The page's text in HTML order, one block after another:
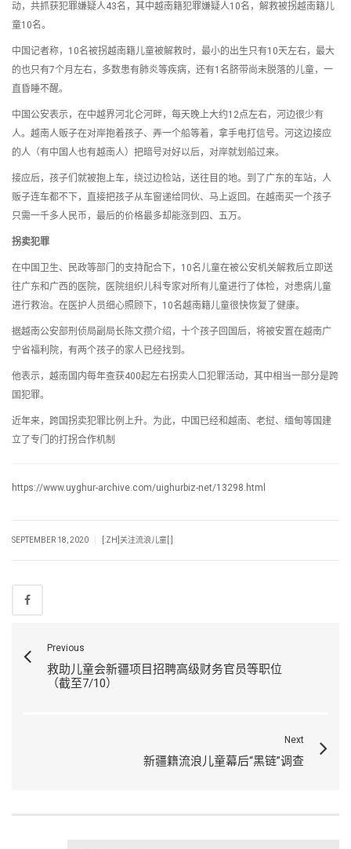
动，共抓获犯罪嫌疑人43名，其中越南籍犯罪嫌疑人10名，解救被拐越南籍儿
童10名。
中国记者称，10名被拐越南籍儿童被解救时，最小的出生只有10天左右，最大
的也只有7个月左右，多数患有肺炎等疾病，还有1名脐带尚未脱落的儿童，一
直昏睡不醒。
中国公安表示，在中越界河北仑河畔，每天晚上大约12点左右，河边很少有
人。越南人贩子在对岸抱着孩子、弄一个船等着，拿手电打信号。河这边接应
的人（有中国人也有越南人）把暗号对好以后，对岸就划船过来。
接应后，孩子们就被抱上车，绕过边检站，送往目的地。到了广东的车站，人
贩子连车都不下，直接把孩子从车窗递给同伙、马上返回。在越南买一个孩子
只需一千多人民币，最后的价格最多却能涨到四、五万。
拐卖犯罪
在中国卫生、民政等部门的支持配合下，10名儿童在被公安机关解救后立即送
往广东和广西的医院，医院组织儿科专家对所有儿童进行了体检，对患病儿童
进行救治。在医护人员细心照顾下，10名越南籍儿童很快恢复了健康。
据越南公安部刑侦局副局长陈文攒介绍，十个孩子回国后，将被安置在越南广
宁省福利院，有两个孩子的家人已经找到。
他表示，越南国内每年查获400起左右拐卖人口犯罪活动，其中相当一部分是跨
国犯罪。
近年来，跨国拐卖犯罪比例上升。为此，中国已经和越南、老挝、缅甸等国建
立了专门的打拐合作机制
https://www.uyghur-archive.com/uighurbiz-net/13298.html
SEPTEMBER 18, 2020 [:ZH]关注流浪儿童[:]
Previous
救助儿童会新疆项目招聘高级财务官员等职位
（截至7/10）
Next
新疆籍流浪儿童幕后“黑链”调查